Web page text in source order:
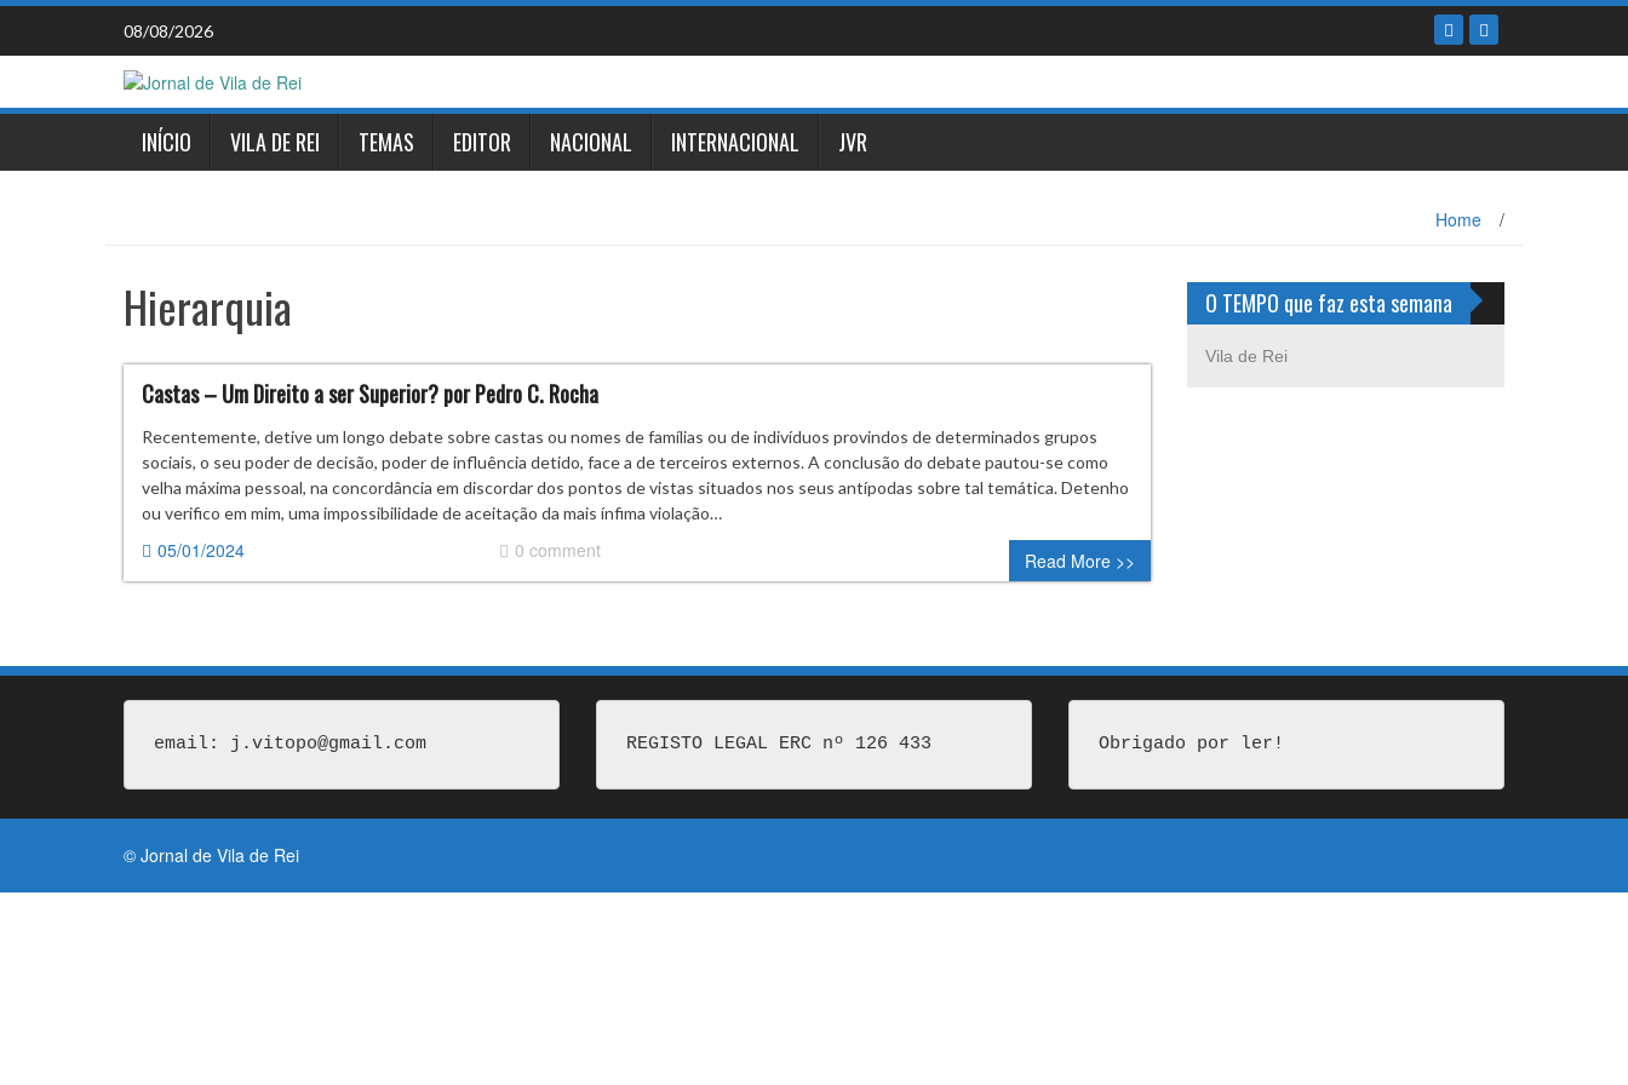
Skip
content
08/08/2026
INÍCIO VILA DE REI TEMAS EDITOR NACIONAL INTERNACIONAL JVR
Home /
Hierarquia
Castas – Um Direito a ser Superior? por Pedro C. Rocha
Recentemente, detive um longo debate sobre castas ou nomes de famílias ou de indivíduos provindos de determinados grupos
sociais, o seu poder de decisão, poder de influência detido, face a de terceiros externos. A conclusão do debate pautou-se como
velha máxima pessoal, na concordância em discordar dos pontos de vistas situados nos seus antípodas sobre tal temática. Detenho
ou verifico em mim, uma impossibilidade de aceitação da mais ínfima violação…
05/01/2024 0 comment Read More >>
O TEMPO que faz esta semana
Vila de Rei
email: j.vitopo@gmail.com REGISTO LEGAL ERC nº 126 433 Obrigado por ler!
© Jornal de Vila de Rei